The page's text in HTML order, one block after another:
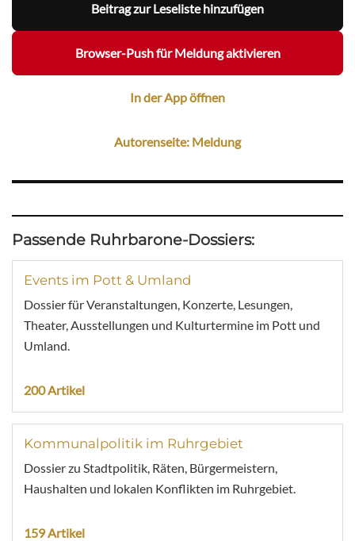
Beitrag zur Leseliste hinzufügen
Browser-Push für Meldung aktivieren
In der App öffnen
Autorenseite: Meldung
Passende Ruhrbarone-Dossiers:
Events im Pott & Umland
Dossier für Veranstaltungen, Konzerte, Lesungen,
Theater, Ausstellungen und Kulturtermine im Pott und
Umland.
200 Artikel
Kommunalpolitik im Ruhrgebiet
Dossier zu Stadtpolitik, Räten, Bürgermeistern,
Haushalten und lokalen Konflikten im Ruhrgebiet.
159 Artikel